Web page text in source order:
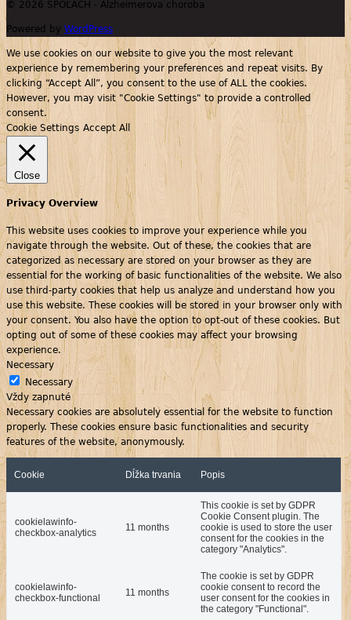
© 2026 SPOĽACH - Alzheimerova choroba
Powered by WordPress
We use cookies on our website to give you the most relevant
experience by remembering your preferences and repeat visits. By
clicking “Accept All”, you consent to the use of ALL the cookies.
However, you may visit "Cookie Settings" to provide a controlled
consent.
Cookie Settings Accept All
Close
Privacy Overview
This website uses cookies to improve your experience while you
navigate through the website. Out of these, the cookies that are
categorized as necessary are stored on your browser as they are
essential for the working of basic functionalities of the website. We also
use third-party cookies that help us analyze and understand how you
use this website. These cookies will be stored in your browser only with
your consent. You also have the option to opt-out of these cookies. But
opting out of some of these cookies may affect your browsing
experience.
Necessary
Necessary
Vždy zapnuté
Necessary cookies are absolutely essential for the website to function
properly. These cookies ensure basic functionalities and security
features of the website, anonymously.
Cookie Dĺžka trvania Popis
cookielawinfo-
checkbox-analytics
11 months
This cookie is set by GDPR
Cookie Consent plugin. The
cookie is used to store the user
consent for the cookies in the
category "Analytics".
cookielawinfo-
checkbox-functional
11 months
The cookie is set by GDPR
cookie consent to record the
user consent for the cookies in
the category "Functional".